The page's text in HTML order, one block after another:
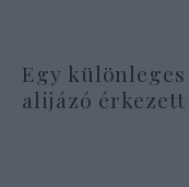
Egy
alijázó